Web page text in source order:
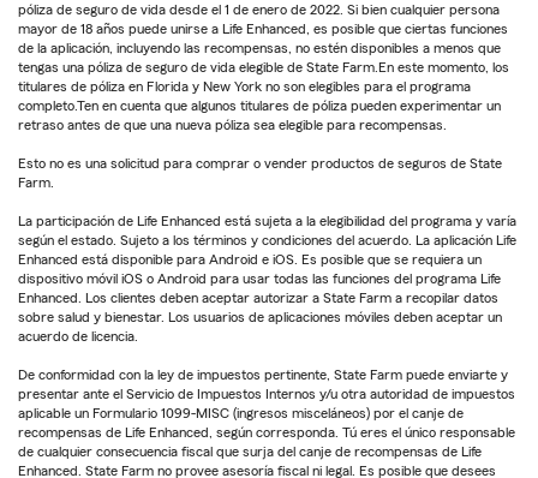
póliza de seguro de vida desde el 1 de enero de 2022. Si bien cualquier persona
mayor de 18 años puede unirse a Life Enhanced, es posible que ciertas funciones
de la aplicación, incluyendo las recompensas, no estén disponibles a menos que
tengas una póliza de seguro de vida elegible de State Farm.En este momento, los
titulares de póliza en Florida y New York no son elegibles para el programa
completo.Ten en cuenta que algunos titulares de póliza pueden experimentar un
retraso antes de que una nueva póliza sea elegible para recompensas.
Esto no es una solicitud para comprar o vender productos de seguros de State
Farm.
La participación de Life Enhanced está sujeta a la elegibilidad del programa y varía
según el estado. Sujeto a los términos y condiciones del acuerdo. La aplicación Life
Enhanced está disponible para Android e iOS. Es posible que se requiera un
dispositivo móvil iOS o Android para usar todas las funciones del programa Life
Enhanced. Los clientes deben aceptar autorizar a State Farm a recopilar datos
sobre salud y bienestar. Los usuarios de aplicaciones móviles deben aceptar un
acuerdo de licencia.
De conformidad con la ley de impuestos pertinente, State Farm puede enviarte y
presentar ante el Servicio de Impuestos Internos y/u otra autoridad de impuestos
aplicable un Formulario 1099-MISC (ingresos misceláneos) por el canje de
recompensas de Life Enhanced, según corresponda. Tú eres el único responsable
de cualquier consecuencia fiscal que surja del canje de recompensas de Life
Enhanced. State Farm no provee asesoría fiscal ni legal. Es posible que desees